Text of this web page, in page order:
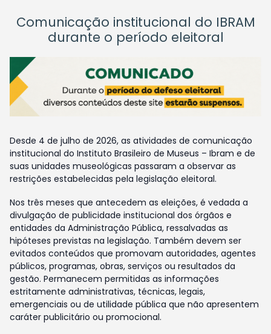
Comunicação institucional do IBRAM
durante o período eleitoral
Desde 4 de julho de 2026, as atividades de comunicação
institucional do Instituto Brasileiro de Museus – Ibram e de
suas unidades museológicas passaram a observar as
restrições estabelecidas pela legislação eleitoral.
Nos três meses que antecedem as eleições, é vedada a
divulgação de publicidade institucional dos órgãos e
entidades da Administração Pública, ressalvadas as
hipóteses previstas na legislação. Também devem ser
evitados conteúdos que promovam autoridades, agentes
públicos, programas, obras, serviços ou resultados da
gestão. Permanecem permitidas as informações
estritamente administrativas, técnicas, legais,
emergenciais ou de utilidade pública que não apresentem
caráter publicitário ou promocional.